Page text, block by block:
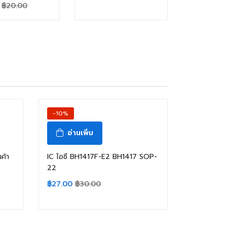
฿20.00
า
-10%
อ่านเพิ่ม
IC ไอซี BH1417F-E2 BH1417 SOP-
22
฿27.00 ฿30.00